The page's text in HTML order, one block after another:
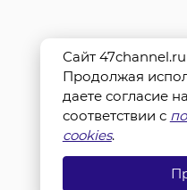
Сайт
Продолжая
даете согласие
соответствии с
cookies.